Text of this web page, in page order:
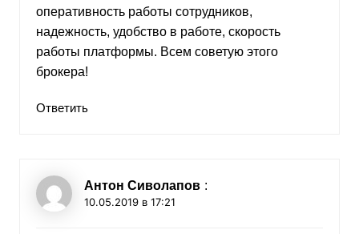
оперативность работы сотрудников,
надежность, удобство в работе, скорость
работы платформы. Всем советую этого
брокера!
Ответить
Антон Сиволапов :
10.05.2019 в 17:21